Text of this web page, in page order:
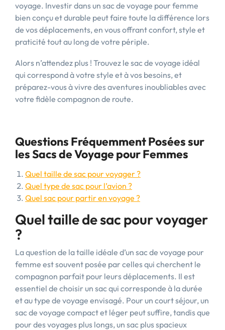
voyage. Investir dans un sac de voyage pour femme
bien conçu et durable peut faire toute la différence lors
de vos déplacements, en vous offrant confort, style et
praticité tout au long de votre périple.
Alors n’attendez plus ! Trouvez le sac de voyage idéal
qui correspond à votre style et à vos besoins, et
préparez-vous à vivre des aventures inoubliables avec
votre fidèle compagnon de route.
Questions Fréquemment Posées sur
les Sacs de Voyage pour Femmes
Quel taille de sac pour voyager ?
Quel type de sac pour l’avion ?
Quel sac pour partir en voyage ?
Quel taille de sac pour voyager
?
La question de la taille idéale d’un sac de voyage pour
femme est souvent posée par celles qui cherchent le
compagnon parfait pour leurs déplacements. Il est
essentiel de choisir un sac qui corresponde à la durée
et au type de voyage envisagé. Pour un court séjour, un
sac de voyage compact et léger peut suffire, tandis que
pour des voyages plus longs, un sac plus spacieux